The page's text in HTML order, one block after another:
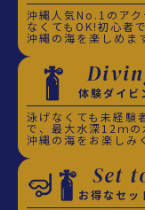
沖縄人気No.1のアク
なくてもOK!初心者
沖縄の海を楽しめま
体験ダイビ
泳げなくても未経験
で、最大水深12ｍの
沖縄の海をお楽しみ
Set
お得なセッ